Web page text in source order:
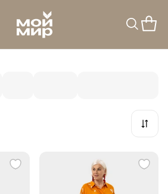
одежды,